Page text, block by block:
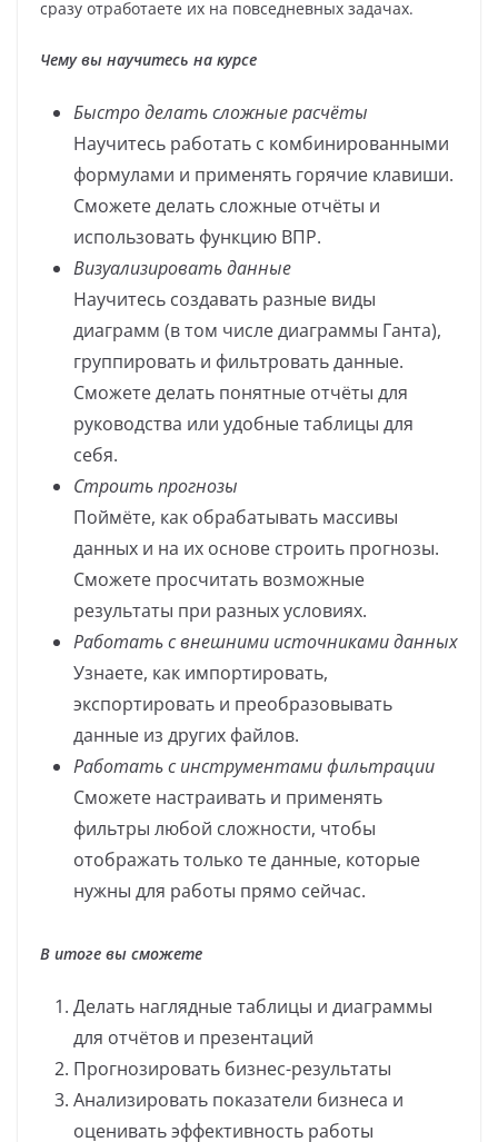
сразу отработаете их на повседневных задачах.
Чему вы научитесь на курсе
Быстро делать сложные расчёты
Научитесь работать с комбинированными
формулами и применять горячие клавиши.
Сможете делать сложные отчёты и
использовать функцию ВПР.
Визуализировать данные
Научитесь создавать разные виды
диаграмм (в том числе диаграммы Ганта),
группировать и фильтровать данные.
Сможете делать понятные отчёты для
руководства или удобные таблицы для
себя.
Строить прогнозы
Поймёте, как обрабатывать массивы
данных и на их основе строить прогнозы.
Сможете просчитать возможные
результаты при разных условиях.
Работать с внешними источниками данных
Узнаете, как импортировать,
экспортировать и преобразовывать
данные из других файлов.
Работать с инструментами фильтрации
Сможете настраивать и применять
фильтры любой сложности, чтобы
отображать только те данные, которые
нужны для работы прямо сейчас.
В итоге вы сможете
Делать наглядные таблицы и диаграммы
для отчётов и презентаций
Прогнозировать бизнес-результаты
Анализировать показатели бизнеса и
оценивать эффективность работы